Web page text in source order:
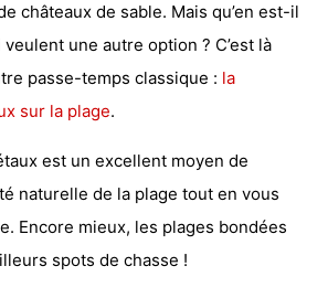
châteaux de sable. Mais qu’en est-il
une autre option ? C’est là
passe-temps classique : la
sur la plage.
est un excellent moyen de
naturelle de la plage tout en vous
Encore mieux, les plages bondées
spots de chasse !